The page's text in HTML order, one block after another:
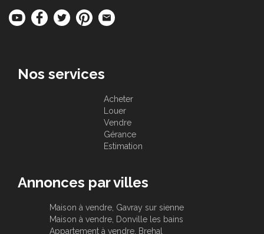
Nos services
Acheter
Louer
Vendre
Gérance
Estimation
Annonces par villes
Maison à vendre, Gavray sur sienne
Maison à vendre, Donville les bains
Appartement à vendre, Brehal